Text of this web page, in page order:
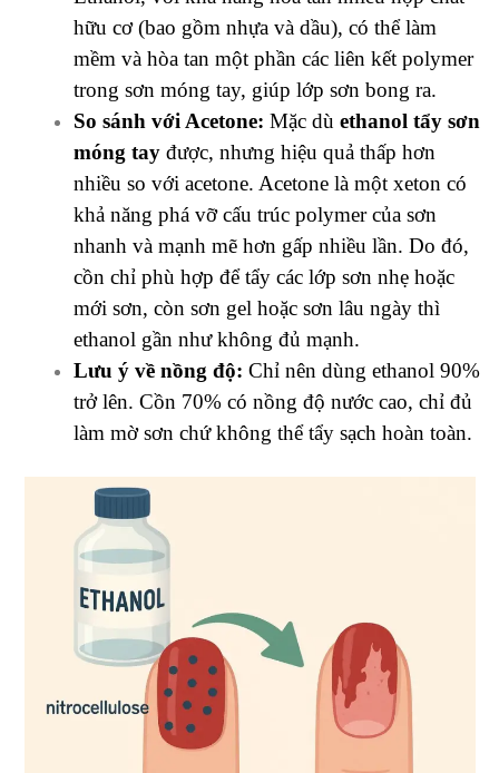
hữu cơ (bao gồm nhựa và dầu), có thể làm
mềm và hòa tan một phần các liên kết polymer
trong sơn móng tay, giúp lớp sơn bong ra.
So sánh với Acetone: Mặc dù ethanol tẩy sơn
móng tay được, nhưng hiệu quả thấp hơn
nhiều so với acetone. Acetone là một xeton có
khả năng phá vỡ cấu trúc polymer của sơn
nhanh và mạnh mẽ hơn gấp nhiều lần. Do đó,
cồn chỉ phù hợp để tẩy các lớp sơn nhẹ hoặc
mới sơn, còn sơn gel hoặc sơn lâu ngày thì
ethanol gần như không đủ mạnh.
Lưu ý về nồng độ: Chỉ nên dùng ethanol 90%
trở lên. Cồn 70% có nồng độ nước cao, chỉ đủ
làm mờ sơn chứ không thể tẩy sạch hoàn toàn.